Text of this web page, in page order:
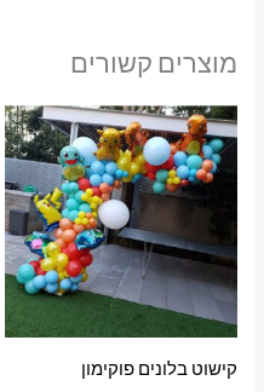
מוצרים קשורים
קישוט בלונים פוקימון